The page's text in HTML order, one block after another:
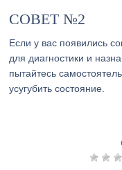
СОВЕТ №2
Если у вас появились
для диагностики и
пытайтесь
усугубить состояние.